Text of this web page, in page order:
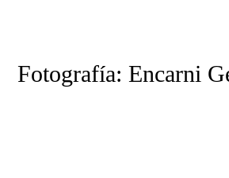
Fotografía: Encarni